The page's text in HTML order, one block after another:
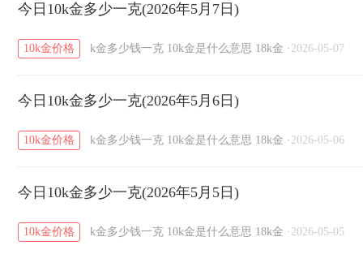
今日10k金多少一克(2026年5月7日)
10k金价格 k金多少钱一克 10k金是什么意思 18k金 · 2026-05-07
今日10k金多少一克(2026年5月6日)
10k金价格 k金多少钱一克 10k金是什么意思 18k金 · 2026-05-06
今日10k金多少一克(2026年5月5日)
10k金价格 k金多少钱一克 10k金是什么意思 18k金 · 2026-05-05